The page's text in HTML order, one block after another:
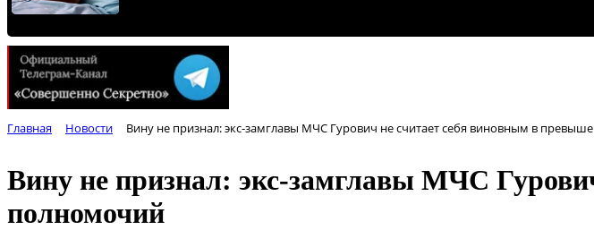
Главная Новости Вину не признал: экс-замглавы МЧС Гурович не считает себя виновным в
Вину не признал: экс-замглавы МЧС
полномочий